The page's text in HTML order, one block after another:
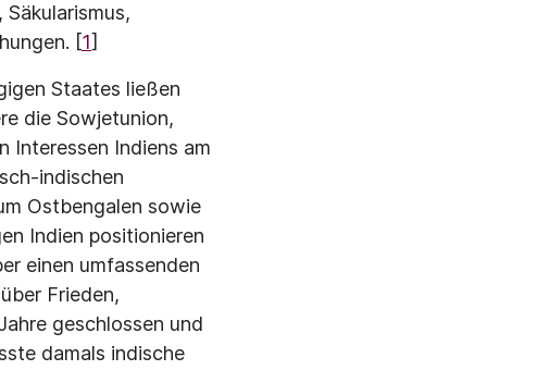
[1]
Staates lie­ßen
die Sowjet­union,
Interes­sen Indiens am
indischen
Ostbengalen sowie
Indien positionieren
einen umfassenden
Frieden,
geschlossen und
damals indische